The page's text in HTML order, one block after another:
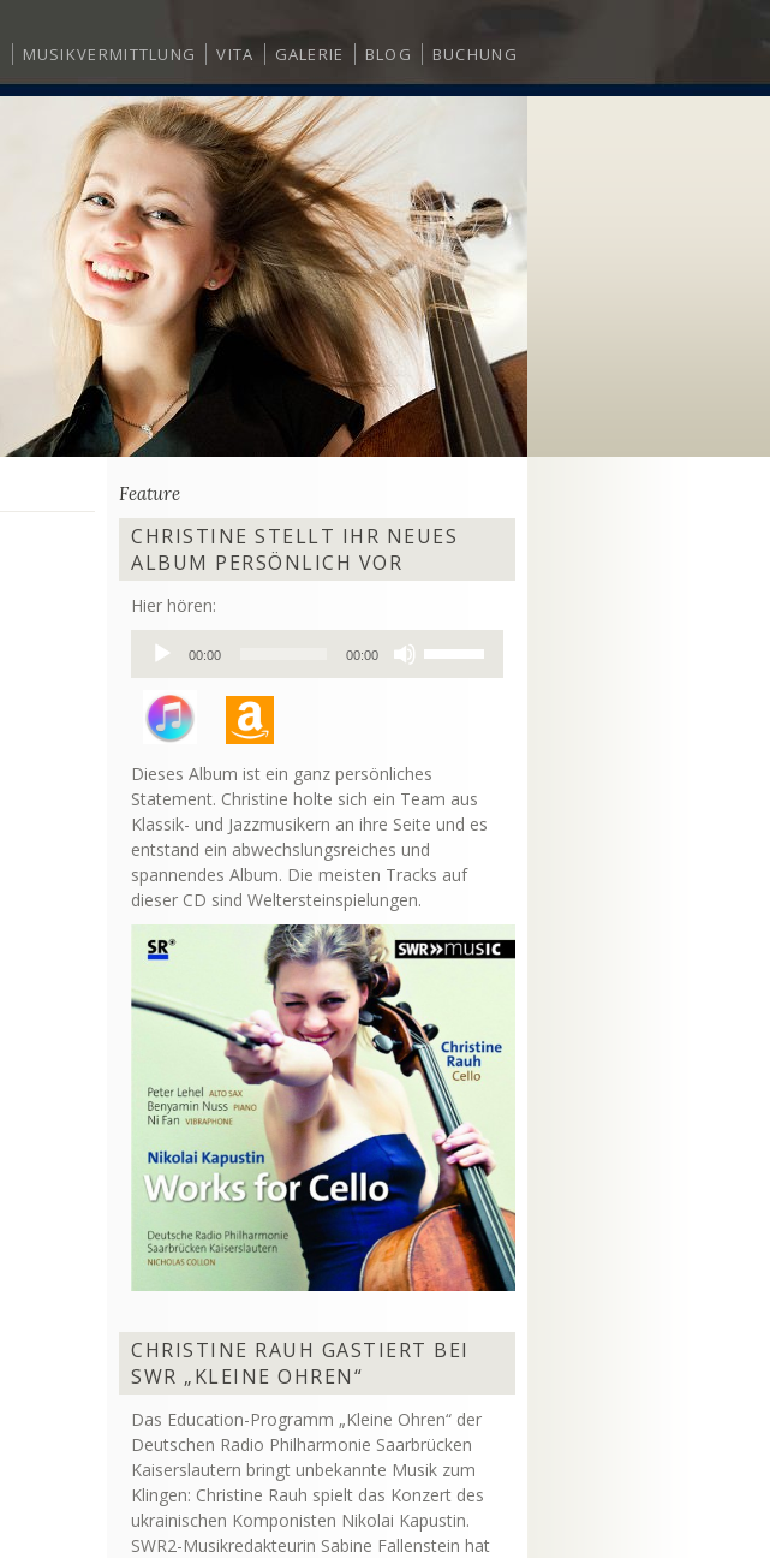
MUSIKVERMITTLUNG VITA GALERIE BLOG BUCHUNG
Feature
CHRISTINE STELLT IHR NEUES
ALBUM PERSÖNLICH VOR
Hier hören:
Audio-
Player
00:00 00:00
Hoch/Runter
zu
regeln.
Dieses Album ist ein ganz persönliches
Statement. Christine holte sich ein Team aus
Klassik- und Jazzmusikern an ihre Seite und es
entstand ein abwechslungsreiches und
spannendes Album. Die meisten Tracks auf
dieser CD sind Weltersteinspielungen.
CHRISTINE RAUH GASTIERT BEI
SWR „KLEINE OHREN“
Das Education-Programm „Kleine Ohren“ der
Deutschen Radio Philharmonie Saarbrücken
Kaiserslautern bringt unbekannte Musik zum
Klingen: Christine Rauh spielt das Konzert des
ukrainischen Komponisten Nikolai Kapustin.
SWR2-Musikredakteurin Sabine Fallenstein hat